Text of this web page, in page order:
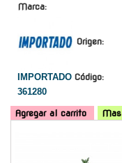
Marca:
Origen:
IMPORTADO Código:
361280
Agregar al carrito Mas